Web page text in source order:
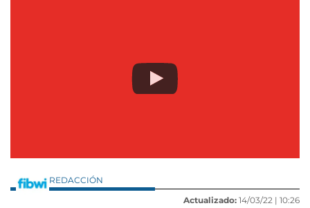
REDACCIÓN
Actualizado: 14/03/22 | 10:26